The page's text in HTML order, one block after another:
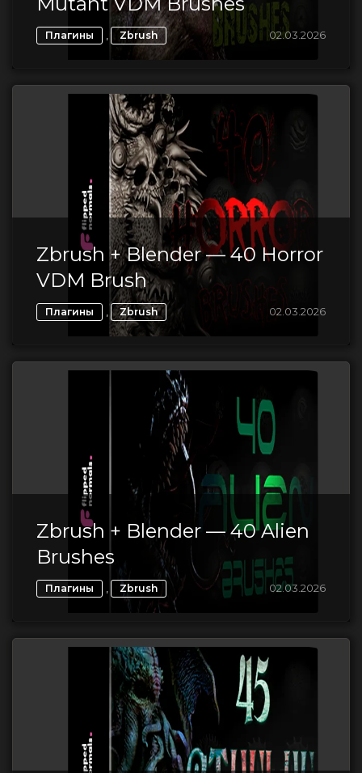
Плагины , Zbrush 02.03.2026
Zbrush + Blender — 40 Horror
VDM Brush
Плагины , Zbrush 02.03.2026
Zbrush + Blender — 40 Alien
Brushes
Плагины , Zbrush 02.03.2026